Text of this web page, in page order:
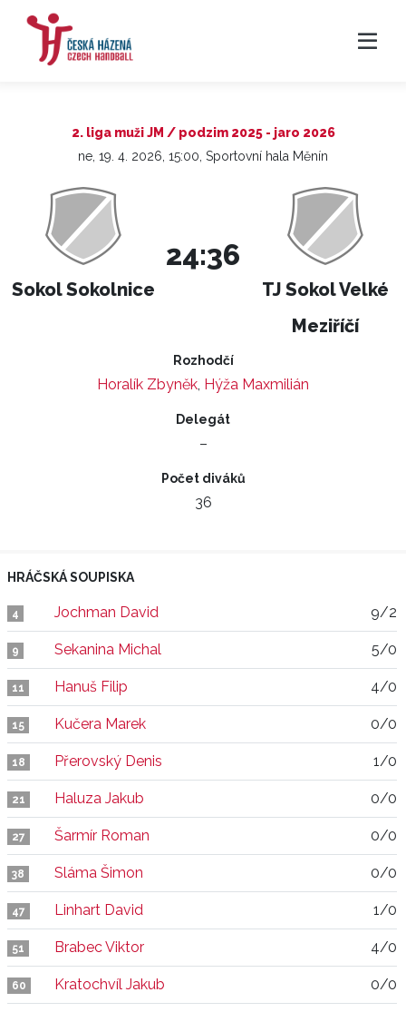
2. liga muži JM / podzim 2025 - jaro 2026
ne, 19. 4. 2026, 15:00, Sportovní hala Měnín
Sokol Sokolnice
24:36
TJ Sokol Velké
Meziříčí
Rozhodčí
Horalík Zbyněk, Hýža Maxmilián
Delegát
–
Počet diváků
36
HRÁČSKÁ SOUPISKA
4 Jochman David 9/2
9 Sekanina Michal 5/0
11 Hanuš Filip 4/0
15 Kučera Marek 0/0
18 Přerovský Denis 1/0
21 Haluza Jakub 0/0
27 Šarmír Roman 0/0
38 Sláma Šimon 0/0
47 Linhart David 1/0
51 Brabec Viktor 4/0
60 Kratochvíl Jakub 0/0